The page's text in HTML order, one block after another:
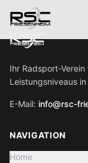
Ihr Radsport-
Leistungsniveaus
E-Mail: info@rsc-
NAVIGATION
Home